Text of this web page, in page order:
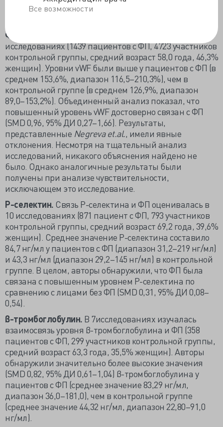
Все возможности
ФП (SMD 0,47, 95% ДИ 0,20–0,74), чем в контрольной
Фактор фон Виллебранда.
исследованиях (1439 пациентов с ФП, 4723 участников
контрольной группы, средний возраст 58,0 года, 46,3%
женщин). Уровни vWF были выше у пациентов с ФП (в
среднем 153,6%, диапазон 116,5–210,3%), чем в
контрольной группе (в среднем 126,9%, диапазон
89,0–153,2%). Объединенный анализ показал, что
повышенный уровень vWF достоверно связан с ФП
(SMD 0,96, 95% ДИ 0,27–1,66). Результаты,
представленные Negreva et.al., имели явные
отклонения. Несмотря на тщательный анализ
исследований, никакого объяснения найдено не
было. Однако аналогичные результаты были
получены при анализе чувствительности,
исключающем это исследование.
Р-селектин. Связь Р-селектина и ФП оценивалась в
10 исследованиях (871 пациент с ФП, 793 участников
контрольной группы, средний возраст 69,2 года, 39,6%
женщин). Среднее значение Р-селектина составило
84,7 нг/мл у пациентов с ФП (диапазон 31,2–219 нг/мл)
и 43,3 нг/мл (диапазон 29,2–145 нг/мл) в контрольной
группе. В целом, авторы обнаружили, что ФП была
связана с повышенным уровнем Р-селектина по
сравнению с лицами без ФП (SMD 0,31, 95% ДИ 0,08–
0,54).
β-тромбоглобулин. В 7исследованиях изучалась
взаимосвязь уровня β-тромбоглобулина и ФП (358
пациентов с ФП, 299 участников контрольной группы,
средний возраст 63,3 года, 35,5% женщин). Авторы
обнаружили значительно более высокие значения
(SMD 0,82, 95% ДИ 0,61–1,04) β-тромбоглобулина у
пациентов с ФП (среднее значение 83,29 нг/мл,
диапазон 36,0–181,0), чем в контрольной группе
(среднее значение 44,32 нг/мл, диапазон 22,80–91,0
нг/мл).